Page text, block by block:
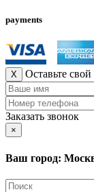
payments
X Оставьте
Заказать звонок
×
Ваш город: